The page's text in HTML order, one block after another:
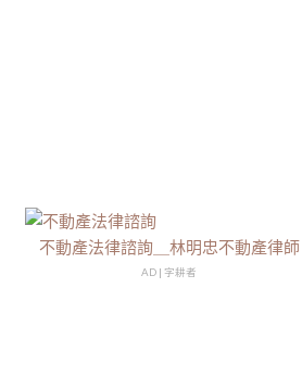
不動產法律諮詢＿林明忠不動產律師
AD | 字耕者